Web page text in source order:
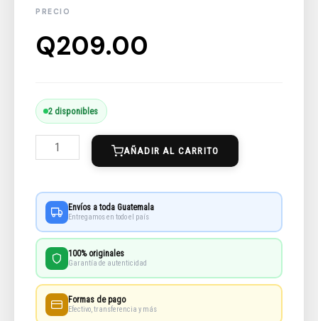
Q209.00
2 disponibles
Magneti
cantidad
AÑADIR AL CARRITO
Envíos a toda Guatemala
Entregamos en todo el país
100% originales
Garantía de autenticidad
Formas de pago
Efectivo, transferencia y más